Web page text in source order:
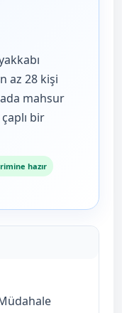
az 28 kişi
mahsur
bir
hazır